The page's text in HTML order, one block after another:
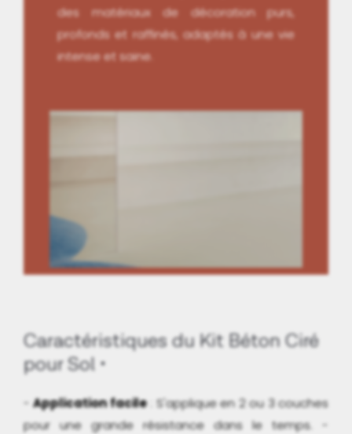
des matériaux de décoration purs,
profonds et raffinés, adaptés à une vie
intense et saine.
Caractéristiques du Kit Béton Ciré
pour Sol
-Application facile: S'applique en 2 ou 3 couches
pour une grande résistance dans le temps. -